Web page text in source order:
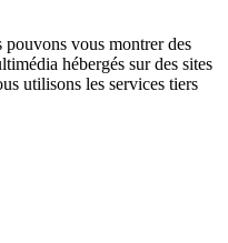
pouvons vous montrer des
hébergés sur des sites
utilisons les services tiers